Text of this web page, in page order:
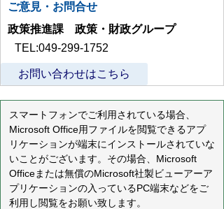
ご意見・お問合せ
政策推進課 政策・財政グループ
TEL:049-299-1752
お問い合わせはこちら
スマートフォンでご利用されている場合、
Microsoft Office用ファイルを閲覧できるアプ
リケーションが端末にインストールされていな
いことがございます。その場合、Microsoft
Officeまたは無償のMicrosoft社製ビューアーア
プリケーションの入っているPC端末などをご
利用し閲覧をお願い致します。